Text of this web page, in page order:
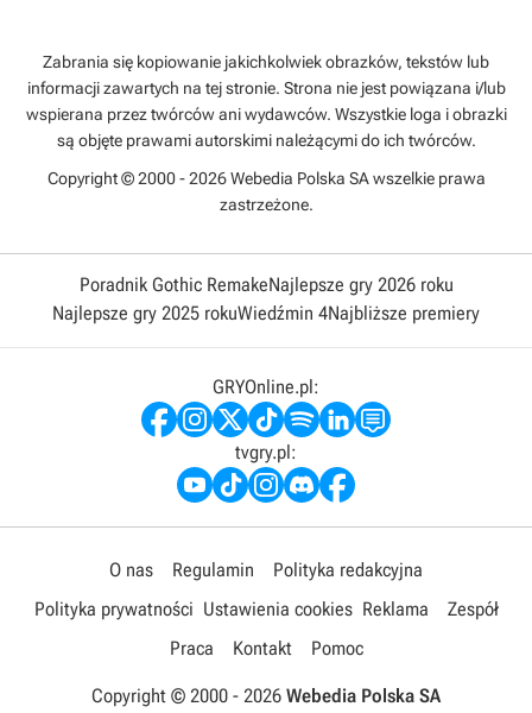
Zabrania się kopiowanie jakichkolwiek obrazków, tekstów lub
informacji zawartych na tej stronie. Strona nie jest powiązana i/lub
wspierana przez twórców ani wydawców. Wszystkie loga i obrazki
są objęte prawami autorskimi należącymi do ich twórców.
Copyright © 2000 - 2026 Webedia Polska SA wszelkie prawa
zastrzeżone.
Poradnik Gothic RemakeNajlepsze gry 2026 roku
Najlepsze gry 2025 rokuWiedźmin 4Najbliższe premiery
GRYOnline.pl:
tvgry.pl:
O nas Regulamin
Polityka redakcyjna
Polityka prywatności Ustawienia cookies Reklama
Zespół
Praca
Kontakt Pomoc
Copyright © 2000 - 2026 Webedia Polska SA